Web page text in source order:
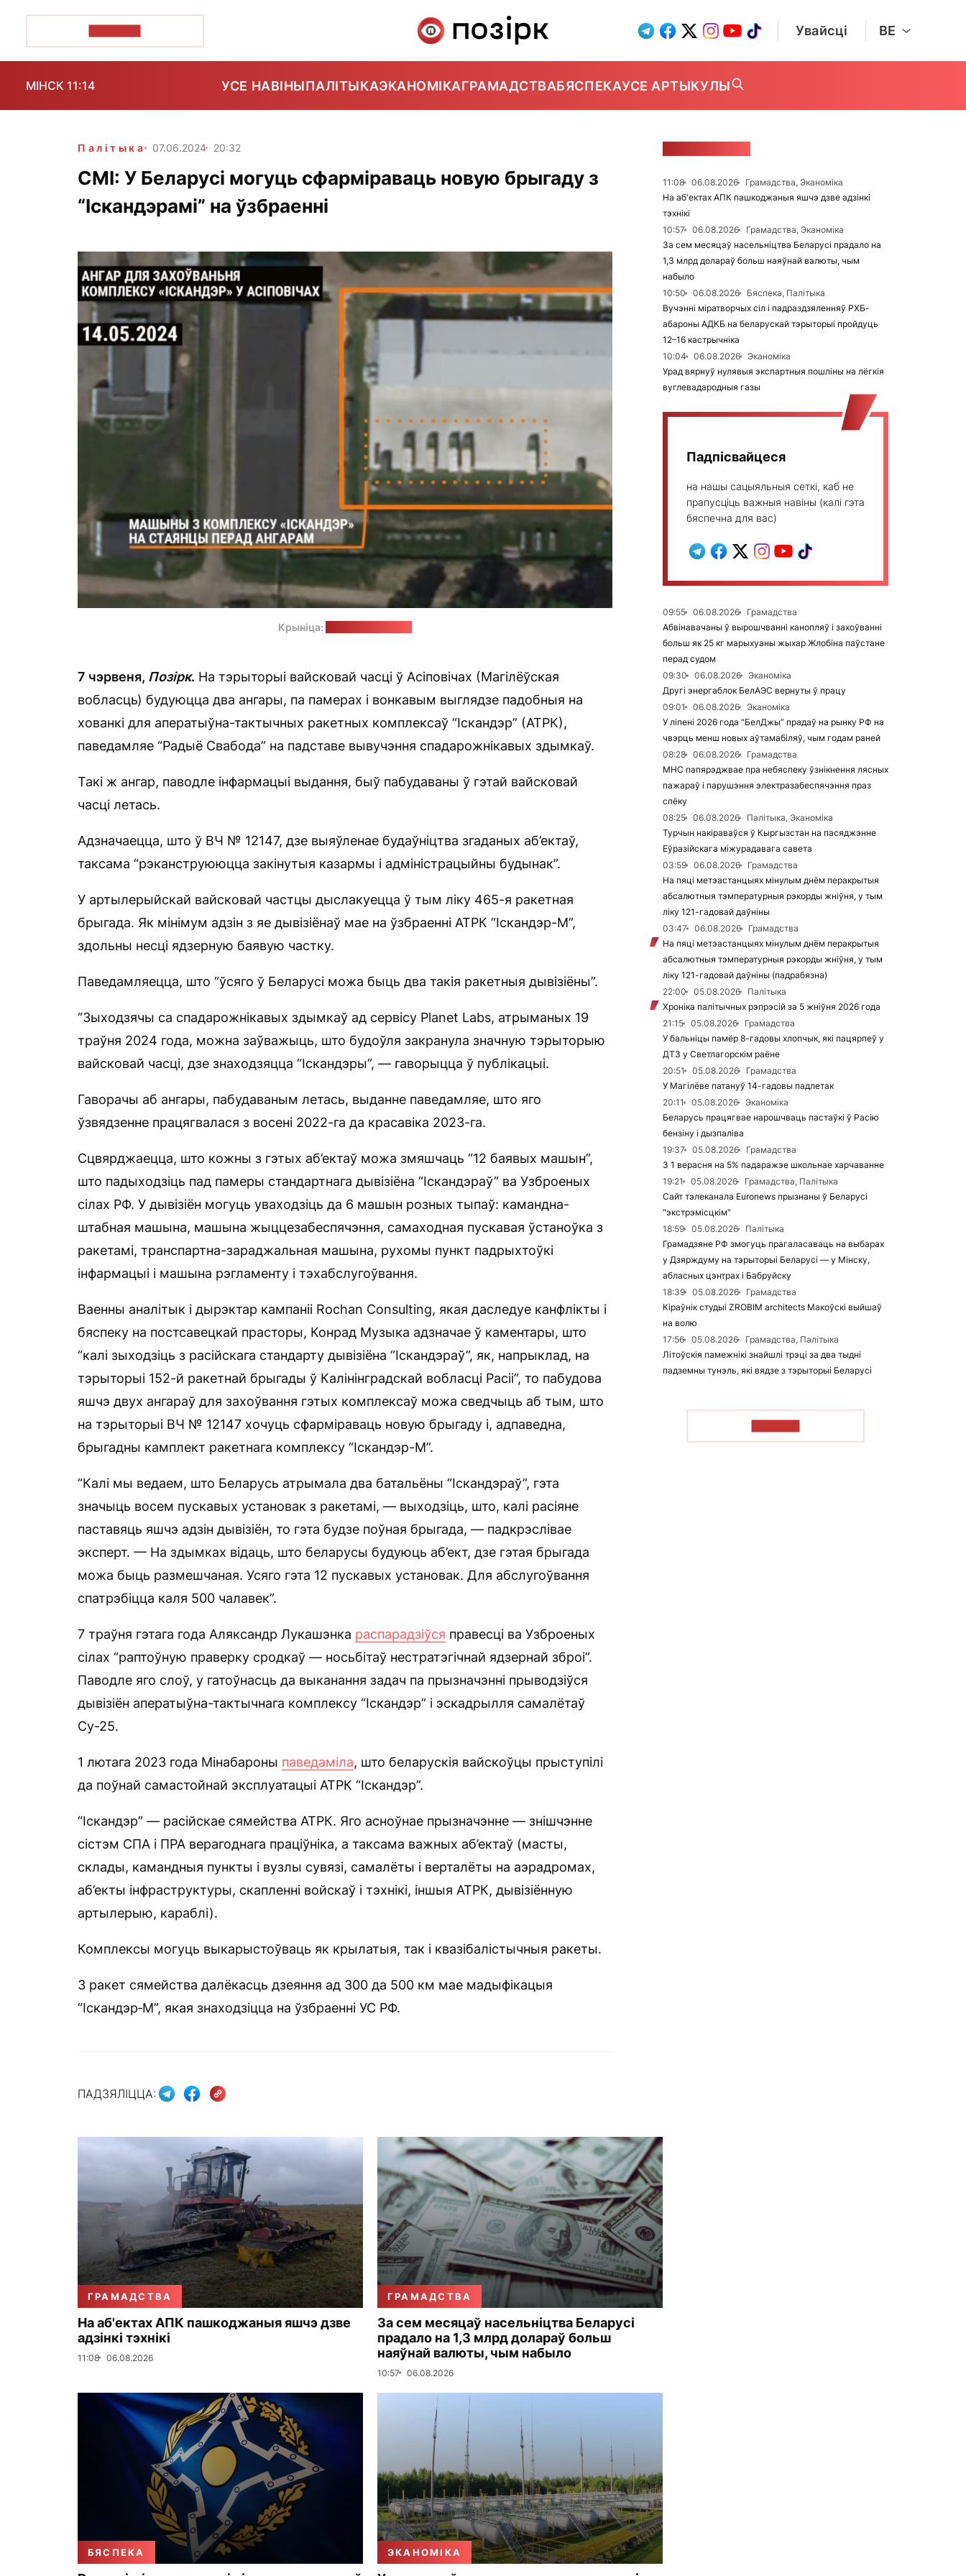
Увайсці BE
МІНСК 11:14 УСЕ НАВІНЫПАЛІТЫКАЭКАНОМІКАГРАМАДСТВАБЯСПЕКАУСЕ АРТЫКУЛЫ
Палітыка 07.06.2024 20:32
СМІ: У Беларусі могуць сфарміраваць новую брыгаду з
“Іскандэрамі” на ўзбраенні
Крыніца:
7 чэрвеня, Позірк. На тэрыторыі вайсковай часці ў Асіповічах (Магілёўская
вобласць) будуюцца два ангары, па памерах і вонкавым выглядзе падобныя на
хованкі для аператыўна-тактычных ракетных комплексаў “Іскандэр” (АТРК),
паведамляе “Радыё Свабода” на падставе вывучэння спадарожнікавых здымкаў.
Такі ж ангар, паводле інфармацыі выдання, быў пабудаваны ў гэтай вайсковай
часці летась.
Адзначаецца, што ў ВЧ № 12147, дзе выяўленае будаўніцтва згаданых аб’ектаў,
таксама “рэканструююцца закінутыя казармы і адміністрацыйны будынак”.
У артылерыйскай вайсковай частцы дыслакуецца ў тым ліку 465-я ракетная
брыгада. Як мінімум адзін з яе дывізіёнаў мае на ўзбраенні АТРК “Іскандэр-М”,
здольны несці ядзерную баявую частку.
Паведамляецца, што “ўсяго ў Беларусі можа быць два такія ракетныя дывізіёны”.
“Зыходзячы са спадарожнікавых здымкаў ад сервісу Planet Labs, атрыманых 19
траўня 2024 года, можна заўважыць, што будоўля закранула значную тэрыторыю
вайсковай часці, дзе знаходзяцца “Іскандэры”, — гаворыцца ў публікацыі.
Гаворачы аб ангары, пабудаваным летась, выданне паведамляе, што яго
ўзвядзенне працягвалася з восені 2022-га да красавіка 2023-га.
Сцвярджаецца, што кожны з гэтых аб’ектаў можа змяшчаць “12 баявых машын”,
што падыходзіць пад памеры стандартнага дывізіёна “Іскандэраў” ва Узброеных
сілах РФ. У дывізіён могуць уваходзіць да 6 машын розных тыпаў: камандна-
штабная машына, машына жыццезабеспячэння, самаходная пускавая ўстаноўка з
ракетамі, транспартна-зараджальная машына, рухомы пункт падрыхтоўкі
інфармацыі і машына рэгламенту і тэхабслугоўвання.
Ваенны аналітык і дырэктар кампаніі Rochan Consulting, якая даследуе канфлікты і
бяспеку на постсавецкай прасторы, Конрад Музыка адзначае ў каментары, што
“калі зыходзіць з расійскага стандарту дывізіёна “Іскандэраў”, як, напрыклад, на
тэрыторыі 152-й ракетнай брыгады ў Калінінградскай вобласці Расіі”, то пабудова
яшчэ двух ангараў для захоўвання гэтых комплексаў можа сведчыць аб тым, што
на тэрыторыі ВЧ № 12147 хочуць сфарміраваць новую брыгаду і, адпаведна,
брыгадны камплект ракетнага комплексу “Іскандэр-М”.
“Калі мы ведаем, што Беларусь атрымала два батальёны “Іскандэраў”, гэта
значыць восем пускавых установак з ракетамі, — выходзіць, што, калі расіяне
паставяць яшчэ адзін дывізіён, то гэта будзе поўная брыгада, — падкрэслівае
эксперт. — На здымках відаць, што беларусы будуюць аб’ект, дзе гэтая брыгада
можа быць размешчаная. Усяго гэта 12 пускавых установак. Для абслугоўвання
спатрэбіцца каля 500 чалавек”.
7 траўня гэтага года Аляксандр Лукашэнка распарадзіўся правесці ва Узброеных
сілах “раптоўную праверку сродкаў — носьбітаў нестратэгічнай ядзернай зброі”.
Паводле яго слоў, у гатоўнасць да выканання задач па прызначэнні прыводзіўся
дывізіён аператыўна-тактычнага комплексу “Іскандэр” і эскадрылля самалётаў
Су-25.
1 лютага 2023 года Мінабароны паведаміла, што беларускія вайскоўцы прыступілі
да поўнай самастойнай эксплуатацыі АТРК “Іскандэр”.
“Іскандэр” — расійскае сямейства АТРК. Яго асноўнае прызначэнне — знішчэнне
сістэм СПА і ПРА верагоднага праціўніка, а таксама важных аб’ектаў (масты,
склады, камандныя пункты і вузлы сувязі, самалёты і верталёты на аэрадромах,
аб’екты інфраструктуры, скапленні войскаў і тэхнікі, іншыя АТРК, дывізіённую
артылерыю, караблі).
Комплексы могуць выкарыстоўваць як крылатыя, так і квазібалістычныя ракеты.
З ракет сямейства далёкасць дзеяння ад 300 да 500 км мае мадыфікацыя
“Іскандэр‑М”, якая знаходзіцца на ўзбраенні УС РФ.
ПАДЗЯЛІЦЦА:
ГРАМАДСТВА
На аб'ектах АПК пашкоджаныя яшчэ дзве
адзінкі тэхнікі
11:08 06.08.2026
ГРАМАДСТВА
За сем месяцаў насельніцтва Беларусі
прадало на 1,3 млрд долараў больш
наяўнай валюты, чым набыло
10:57 06.08.2026
БЯСПЕКА ЭКАНОМІКА
11:08 06.08.2026
Грамадства, Эканоміка
На аб'ектах АПК пашкоджаныя яшчэ дзве адзінкі
тэхнікі
10:57
06.08.2026
Грамадства, Эканоміка
За сем месяцаў насельніцтва Беларусі прадало на
1,3 млрд долараў больш наяўнай валюты, чым
набыло
10:50
06.08.2026
Бяспека, Палітыка
Вучэнні міратворчых сіл і падраздзяленняў РХБ-
абароны АДКБ на беларускай тэрыторыі пройдуць
12–16 кастрычніка
10:04
06.08.2026
Эканоміка
Урад вярнуў нулявыя экспартныя пошліны на лёгкія
вуглевадародныя газы
Падпісвайцеся
на нашы сацыяльныя сеткі, каб не
прапусціць важныя навіны (калі гэта
бяспечна для вас)
09:55 06.08.2026
Грамадства
Абвінавачаны ў вырошчванні канопляў і захоўванні
больш як 25 кг марыхуаны жыхар Жлобіна паўстане
перад судом
09:30
06.08.2026
Эканоміка
Другі энергаблок БелАЭС вернуты ў працу
09:01
06.08.2026
Эканоміка
У ліпені 2026 года “БелДжы” прадаў на рынку РФ на
чвэрць менш новых аўтамабіляў, чым годам раней
08:28
06.08.2026
Грамадства
МНС папярэджвае пра небяспеку ўзнікнення лясных
пажараў і парушэння электразабеспячэння праз
спёку
08:25
06.08.2026
Палітыка, Эканоміка
Турчын накіраваўся ў Кыргызстан на пасяджэнне
Еўразійскага міжурадавага савета
03:59
06.08.2026
Грамадства
На пяці метэастанцыях мінулым днём перакрытыя
абсалютныя тэмпературныя рэкорды жніўня, у тым
ліку 121-гадовай даўніны
03:47
06.08.2026
Грамадства
На пяці метэастанцыях мінулым днём перакрытыя
абсалютныя тэмпературныя рэкорды жніўня, у тым
ліку 121-гадовай даўніны (падрабязна)
22:00
05.08.2026
Палітыка
Хроніка палітычных рэпрэсій за 5 жніўня 2026 года
21:15
05.08.2026
Грамадства
У бальніцы памёр 8-гадовы хлопчык, які пацярпеў у
ДТЗ у Светлагорскім раёне
20:51
05.08.2026
Грамадства
У Магілёве патануў 14-гадовы падлетак
20:11
05.08.2026
Эканоміка
Беларусь працягвае нарошчваць пастаўкі ў Расію
бензіну і дызпаліва
19:37
05.08.2026
Грамадства
З 1 верасня на 5% падаражэе школьнае харчаванне
19:21
05.08.2026
Грамадства, Палітыка
Сайт тэлеканала Euronews прызнаны ў Беларусі
"экстрэмісцкім"
18:59
05.08.2026
Палітыка
Грамадзяне РФ змогуць прагаласаваць на выбарах
у Дзярждуму на тэрыторыі Беларусі — у Мінску,
абласных цэнтрах і Бабруйску
18:39
05.08.2026
Грамадства
Кіраўнік студыі ZROBIM architects Макоўскі выйшаў
на волю
17:56
05.08.2026
Грамадства, Палітыка
Літоўскія памежнікі знайшлі трэці за два тыдні
падземны тунэль, які вядзе з тэрыторыі Беларусі